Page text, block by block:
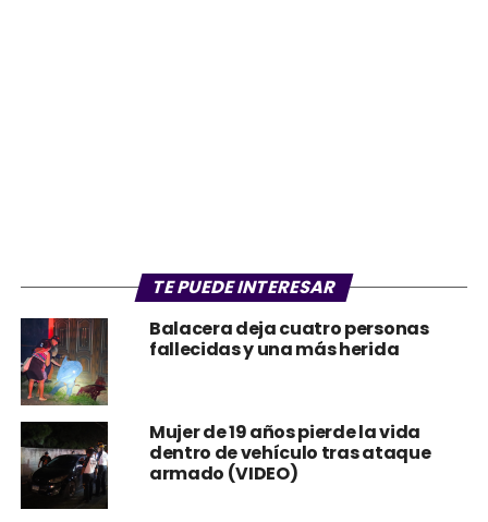
TE PUEDE INTERESAR
Balacera deja cuatro personas
fallecidas y una más herida
Mujer de 19 años pierde la vida
dentro de vehículo tras ataque
armado (VIDEO)